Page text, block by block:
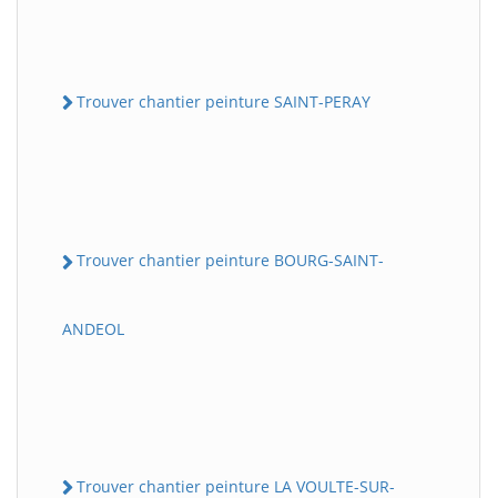
Trouver chantier peinture SAINT-PERAY
Trouver chantier peinture BOURG-SAINT-
ANDEOL
Trouver chantier peinture LA VOULTE-SUR-